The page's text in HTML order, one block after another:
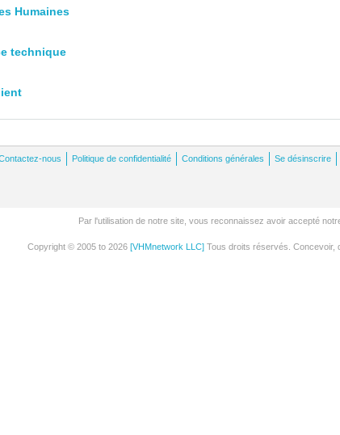
Humaines
technique
nous Politique de confidentialité Conditions générales Se désinscrire
Par l'utilisation de notre site, vous reconnaissez avoir accepté
Copyright © 2005 to 2026 [VHMnetwork LLC]Tous droits réservés. Concevoir,